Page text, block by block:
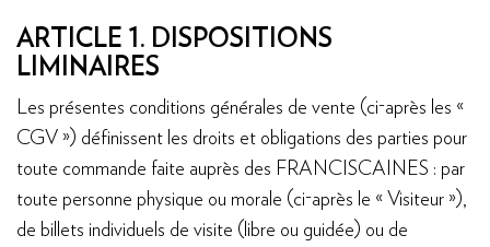
ARTICLE 1. DISPOSITIONS
LIMINAIRES
Les présentes conditions générales de vente (ci-après les «
CGV ») définissent les droits et obligations des parties pour
toute commande faite auprès des FRANCISCAINES : par
toute personne physique ou morale (ci-après le « Visiteur »),
de billets individuels de visite (libre ou guidée) ou de